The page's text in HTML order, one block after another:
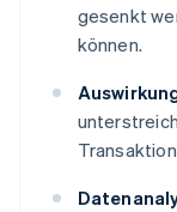
gesenkt
können.